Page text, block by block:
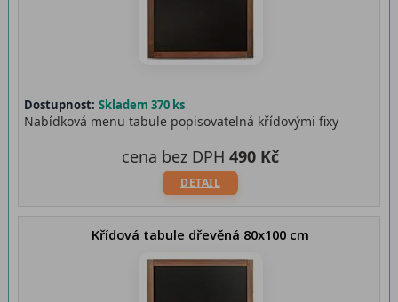
Dostupnost: Skladem 370 ks
Nabídková menu tabule popisovatelná křídovými fixy
DETAIL
cena bez DPH 490 Kč
Křídová tabule dřevěná 80x100 cm